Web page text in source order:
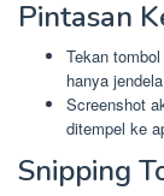
Pintasan
Tekan
hanya
Screenshot
ditempel ke
Snipping